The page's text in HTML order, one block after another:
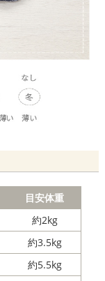
目安体重
約2kg
約3.5kg
約5.5kg